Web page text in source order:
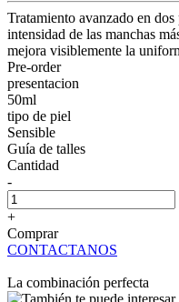
Tratamiento avanzado en
intensidad de las manchas
mejora visiblemente la
Pre-order
presentacion
50ml
tipo de piel
Sensible
Guía de talles
Cantidad
-
+
Comprar
CONTACTANOS
La combinación perfecta